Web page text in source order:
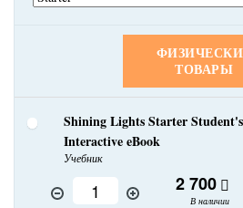
ТОВАРЫ
Shining Lights Starter
Interactive eBook
Учебник
2 700
В наличии